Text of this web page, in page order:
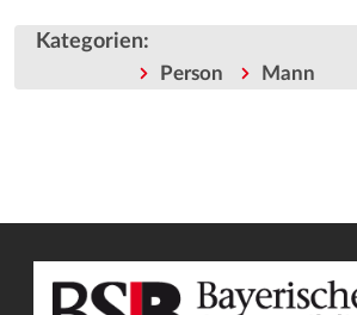
Kategorien:
Person Mann